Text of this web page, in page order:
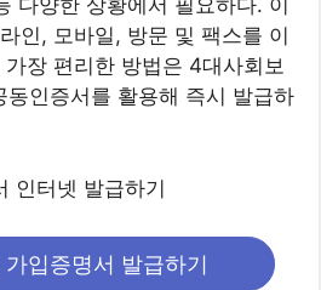
다양한 상황에서 필요하다. 이
인, 모바일, 방문 및 팩스를 이
장 편리한 방법은 4대사회보
동인증서를 활용해 즉시 발급하
인터넷 발급하기
입증명서 발급하기